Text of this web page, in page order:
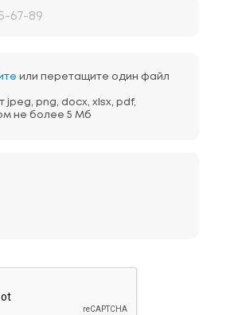
или перетащите один файл
jpeg, png, docx, xlsx, pdf,
не более 5 Мб